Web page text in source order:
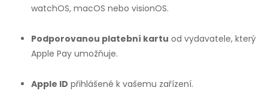
watchOS, macOS nebo visionOS.
Podporovanou platební kartu od vydavatele, který
Apple Pay umožňuje.
Apple ID přihlášené k vašemu zařízení.